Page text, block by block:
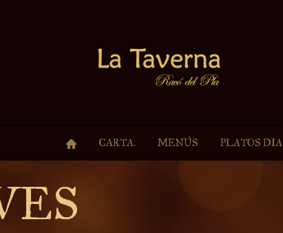
CARTA. MENÚS PLATOS DIA